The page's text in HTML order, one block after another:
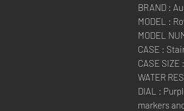
BRAND :
MODEL :
MODEL
CASE :
CASE SIZE
WATER
DIAL :
markers